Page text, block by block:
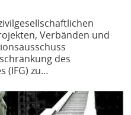
Verbänden und
des
(IFG) zu…